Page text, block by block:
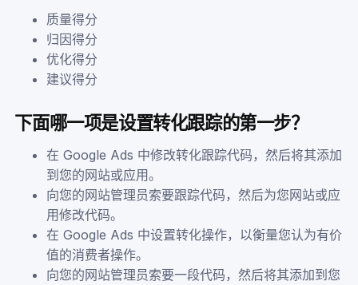
质量得分
归因得分
优化得分
建议得分
下面哪一项是设置转化跟踪的第一步？
在 Google Ads 中修改转化跟踪代码，然后将其添加
到您的网站或应用。
向您的网站管理员索要跟踪代码，然后为您网站或应
用修改代码。
在 Google Ads 中设置转化操作，以衡量您认为有价
值的消费者操作。
向您的网站管理员索要一段代码，然后将其添加到您